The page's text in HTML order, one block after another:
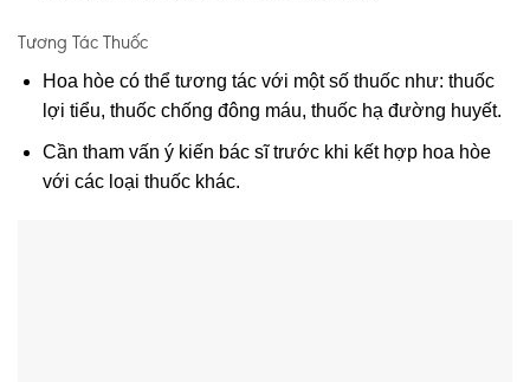
Tương Tác Thuốc
Hoa hòe có thể tương tác với một số thuốc như: thuốc
lợi tiểu, thuốc chống đông máu, thuốc hạ đường huyết.
Cần tham vấn ý kiến bác sĩ trước khi kết hợp hoa hòe
với các loại thuốc khác.